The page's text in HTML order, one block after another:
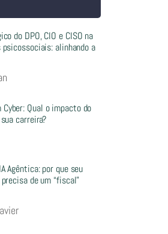
do DPO, CIO e CISO na
alinhando a
Cyber: Qual o impacto do
carreira?
Agêntica: por que seu
de um “fiscal”